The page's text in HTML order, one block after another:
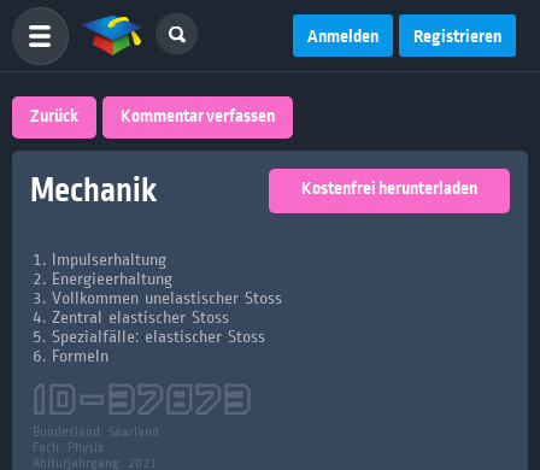
Anmelden Registrieren
Zurück Kommentar verfassen
Mechanik Kostenfrei herunterladen
1. Impulserhaltung
2. Energieerhaltung
3. Vollkommen unelastischer Stoss
4. Zentral elastischer Stoss
5. Spezialfälle: elastischer Stoss
6. Formeln
ID-37873
Bundesland: Saarland
Fach: Physik
Abiturjahrgang: 2021